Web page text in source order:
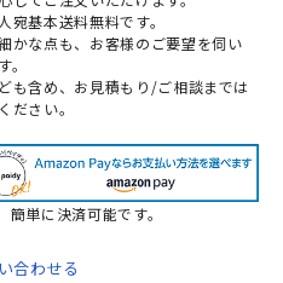
基本送料無料です。
かな点も、お客様のご要望を伺い
も含め、お見積もり/ご相談までは
ださい。
単に決済可能です。
合わせる